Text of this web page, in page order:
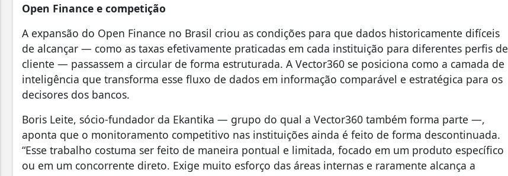
Open Finance e competição
A expansão do Open Finance no Brasil criou as condições para que dados historicamente difíceis
de alcançar — como as taxas efetivamente praticadas em cada instituição para diferentes perfis de
cliente — passassem a circular de forma estruturada. A Vector360 se posiciona como a camada de
inteligência que transforma esse fluxo de dados em informação comparável e estratégica para os
decisores dos bancos.
Boris Leite, sócio-fundador da Ekantika — grupo do qual a Vector360 também forma parte —,
aponta que o monitoramento competitivo nas instituições ainda é feito de forma descontinuada.
“Esse trabalho costuma ser feito de maneira pontual e limitada, focado em um produto específico
ou em um concorrente direto. Exige muito esforço das áreas internas e raramente alcança a